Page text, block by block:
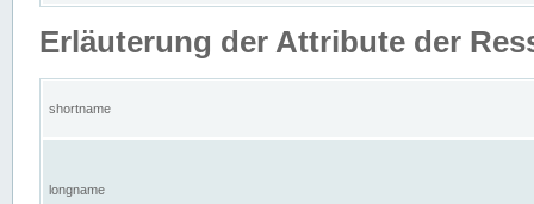
Erläuterung der Attribute der
shortname
longname